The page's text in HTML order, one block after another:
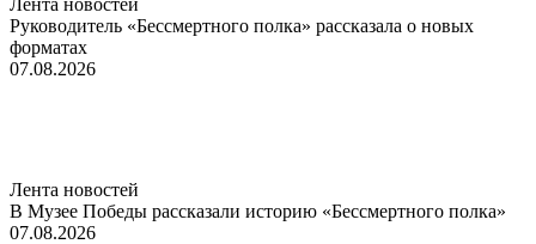
Руководитель «Бессмертного полка» рассказала о новых
форматах
07.08.2026
Лента новостей
В Музее Победы рассказали историю «Бессмертного полка»
07.08.2026